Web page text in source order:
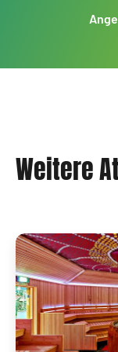
Weitere